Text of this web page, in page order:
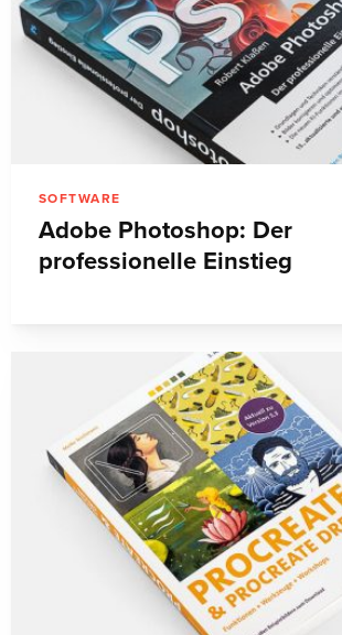
SOFTWARE
Adobe Photoshop: Der
professionelle Einstieg